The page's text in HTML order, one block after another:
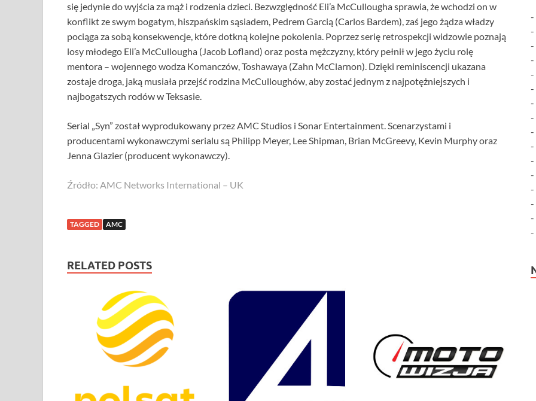
się jedynie do wyjścia za mąż i rodzenia dzieci. Bezwzględność Eli’a McCullougha sprawia, że wchodzi on w
konflikt ze swym bogatym, hiszpańskim sąsiadem, Pedrem Garcią (Carlos Bardem), zaś jego żądza władzy
pociąga za sobą konsekwencje, które dotkną kolejne pokolenia. Poprzez serię retrospekcji widzowie poznają
losy młodego Eli’a McCullougha (Jacob Lofland) oraz posta mężczyzny, który pełnił w jego życiu rolę
mentora – wojennego wodza Komanczów, Toshawaya (Zahn McClarnon). Dzięki reminiscencji ukazana
zostaje droga, jaką musiała przejść rodzina McCulloughów, aby zostać jednym z najpotężniejszych i
najbogatszych rodów w Teksasie.
Serial „Syn” został wyprodukowany przez AMC Studios i Sonar Entertainment. Scenarzystami i
producentami wykonawczymi serialu są Philipp Meyer, Lee Shipman, Brian McGreevy, Kevin Murphy oraz
Jenna Glazier (producent wykonawczy).
Źródło: AMC Networks International – UK
TAGGED AMC
RELATED POSTS
-
-
-
-
-
-
-
-
-
-
-
-
-
-
-
-